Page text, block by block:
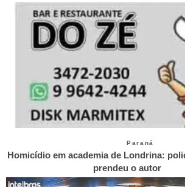
Paraná
Homicídio em academia de Londrina:
prendeu o autor